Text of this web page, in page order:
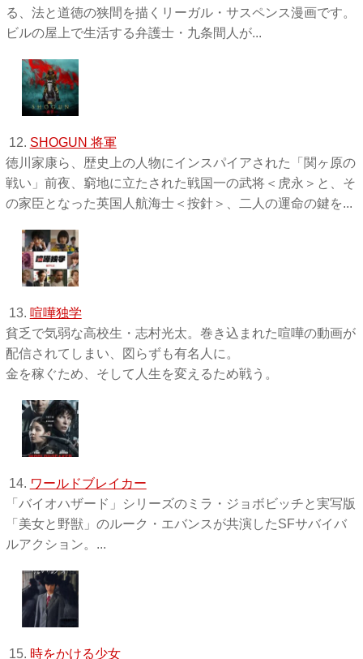
る、法と道徳の狭間を描くリーガル・サスペンス漫画です。
ビルの屋上で生活する弁護士・九条間人が...
12. SHOGUN 将軍
徳川家康ら、歴史上の人物にインスパイアされた「関ヶ原の
戦い」前夜、窮地に立たされた戦国一の武将＜虎永＞と、そ
の家臣となった英国人航海士＜按針＞、二人の運命の鍵を...
13. 喧嘩独学
貧乏で気弱な高校生・志村光太。巻き込まれた喧嘩の動画が
配信されてしまい、図らずも有名人に。
金を稼ぐため、そして人生を変えるため戦う。
14. ワールドブレイカー
「バイオハザード」シリーズのミラ・ジョボビッチと実写版
「美女と野獣」のルーク・エバンスが共演したSFサバイバ
ルアクション。...
15. 時をかける少女